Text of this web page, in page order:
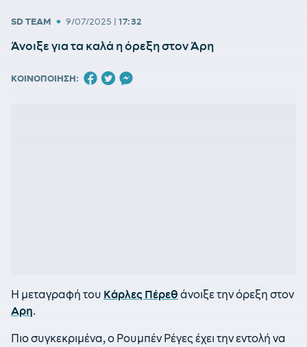
SD TEAM • 9/07/2025 | 17:32
Άνοιξε για τα καλά η όρεξη στον Άρη
ΚΟΙΝΟΠΟΙΗΣΗ:
Η μεταγραφή του Κάρλες Πέρεθ άνοιξε την όρεξη στον
Αρη.
Πιο συγκεκριμένα, ο Ρουμπέν Ρέγες έχει την εντολή να